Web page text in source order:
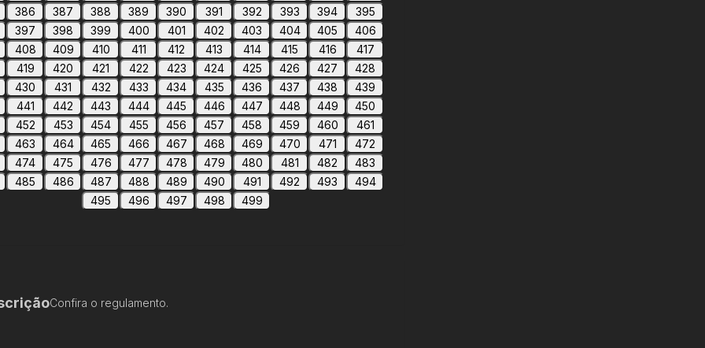
386
387 388 389 390 391 392 393 394
395
397
398 399 400 401 402 403 404 405
406
408
409 410 411 412 413 414 415 416
417
419
420 421 422 423 424 425 426 427
428
430
431 432 433 434 435 436 437 438
439
441
442 443 444 445 446 447 448 449
450
452
453 454 455 456 457 458 459 460
461
463
464 465 466 467 468 469 470 471
472
474
475 476 477 478 479 480 481 482
483
485
486 487 488 489 490 491 492 493
494
495
496 497 498 499
Confira o regulamento.